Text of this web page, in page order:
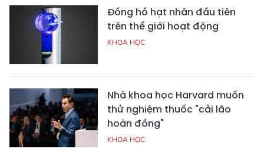
Đồng hồ hạt nhân đầu tiên
trên thế giới hoạt động
KHOA HỌC
Nhà khoa học Harvard muốn
thử nghiệm thuốc "cải lão
hoàn đồng"
KHOA HỌC